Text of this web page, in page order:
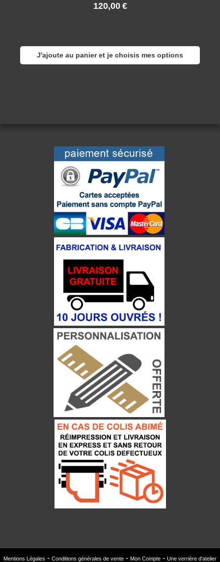
120,00€
J'ajoute au panier et je choisis mes options
Mentions Légales Conditions générales de vente Mon Compte Une verrière d'atelier